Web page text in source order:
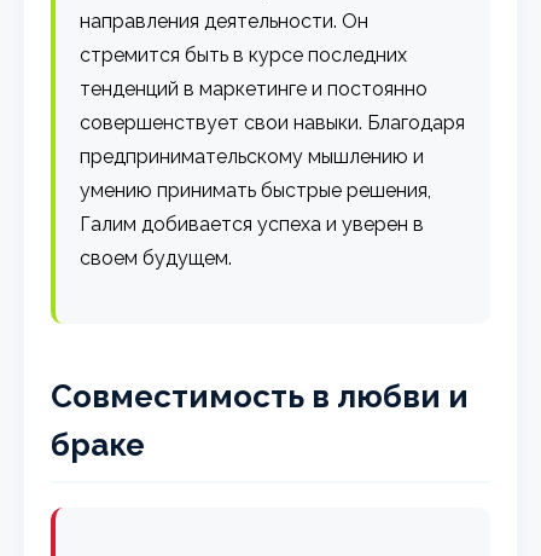
направления деятельности. Он
стремится быть в курсе последних
тенденций в маркетинге и постоянно
совершенствует свои навыки. Благодаря
предпринимательскому мышлению и
умению принимать быстрые решения,
Галим добивается успеха и уверен в
своем будущем.
Совместимость в любви и
браке